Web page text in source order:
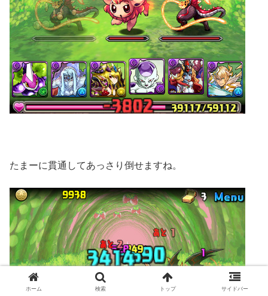
たまーに貫通してあっさり倒せますね。
ホーム 検索 トップ サイドバー